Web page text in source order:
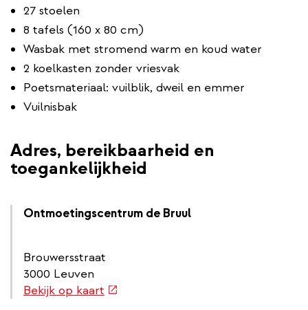
27 stoelen
8 tafels (160 x 80 cm)
Wasbak met stromend warm en koud water
2 koelkasten zonder vriesvak
Poetsmateriaal: vuilblik, dweil en emmer
Vuilnisbak
Adres, bereikbaarheid en
toegankelijkheid
Ontmoetingscentrum de Bruul
Brouwersstraat
3000 Leuven
Bekijk op kaart (externe